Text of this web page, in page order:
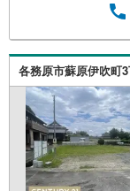
い。
富なスタ
住まい探
問合せ下
各務原市蘇原伊吹町3